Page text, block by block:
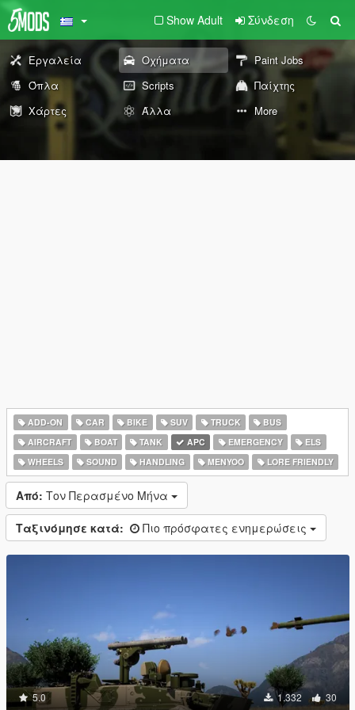
Show Adult Σύνδεση
Εργαλεία Οχήματα
Paint Jobs
Όπλα
Scripts
Παίχτης
Χάρτες
Άλλα More
ADD-ON CAR BIKE SUV TRUCK
BUS
AIRCRAFT
BOAT TANK APC EMERGENCY
ELS
WHEELS
SOUND HANDLING MENYOO LORE FRIENDLY
Από: Τον Περασμένο Μήνα
Ταξινόμησε κατά: Πιο πρόσφατες ενημερώσεις
5.0 1.332 30